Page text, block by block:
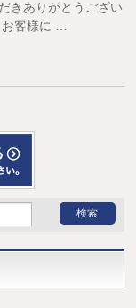
きありがとうござい
客様に …